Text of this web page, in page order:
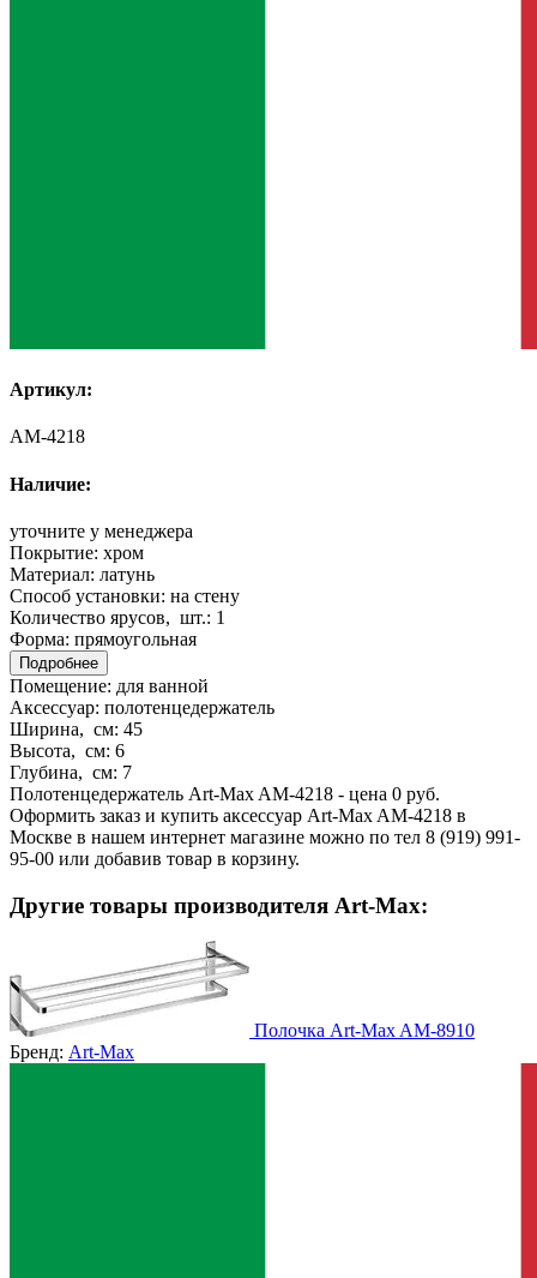
Артикул:
AM-4218
Наличие:
уточните у менеджера
Покрытие: хром
Материал: латунь
Способ установки: на стену
Количество ярусов, шт.: 1
Форма: прямоугольная
Подробнее
Помещение: для ванной
Аксессуар: полотенцедержатель
Ширина, см: 45
Высота, см: 6
Глубина, см: 7
Полотенцедержатель Art-Max AM-4218 - цена 0 руб.
Оформить заказ и купить аксессуар Art-Max AM-4218 в
Москве в нашем интернет магазине можно по тел 8 (919) 991-
95-00 или добавив товар в корзину.
Другие товары производителя Art-Max:
Полочка Art-Max AM-8910
Бренд: Art-Max